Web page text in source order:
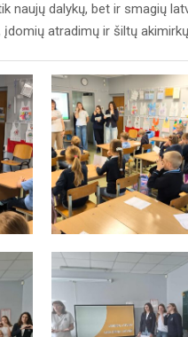
naujų dalykų, bet ir smagių
atradimų ir šiltų